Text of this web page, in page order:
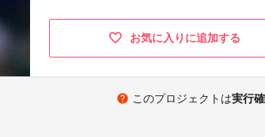
お気に入りに追加する
help このプロジェクトは実行